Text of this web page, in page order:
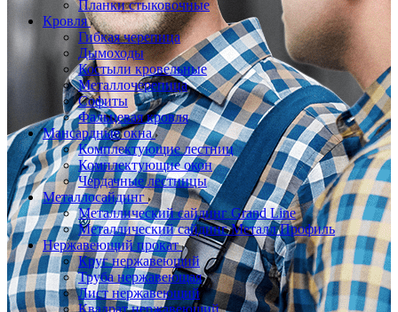
Планки стыковочные
Кровля
Гибкая черепица
Дымоходы
Костыли кровельные
Металлочерепица
Софиты
Фальцевая кровля
Мансардные окна
Комплектующие лестниц
Комплектующие окон
Чердачные лестницы
Металлосайдинг
Металлический сайдинг Grand Line
Металлический сайдинг Металл Профиль
Нержавеющий прокат
Круг нержавеющий
Труба нержавеющая
Лист нержавеющий
Квадрат нержавеющий